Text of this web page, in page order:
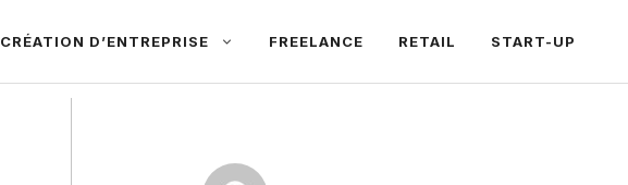
CRÉATION D’ENTREPRISE FREELANCE RETAIL START-UP